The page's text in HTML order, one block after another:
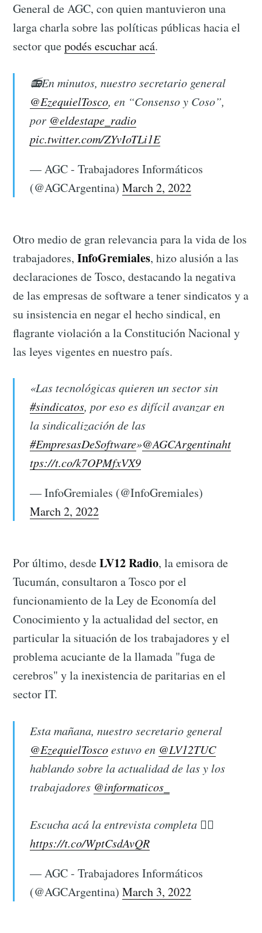
General de AGC, con quien mantuvieron una
larga charla sobre las políticas públicas hacia el
sector quepodés escuchar acá.
📻En minutos, nuestro secretario general
@EzequielTosco, en “Consenso y Coso”,
por @eldestape_radio
pic.twitter.com/ZYvIoTLi1E
— AGC - Trabajadores Informáticos
(@AGCArgentina)March 2, 2022
Otro medio de gran relevancia para la vida de los
trabajadores,InfoGremiales, hizo alusión a las
declaraciones de Tosco, destacando la negativa
de las empresas de software a tener sindicatos y a
su insistencia en negar el hecho sindical, en
flagrante violación a la Constitución Nacional y
las leyes vigentes en nuestro país.
«Las tecnológicas quieren un sector sin
#sindicatos, por eso es difícil avanzar en
la sindicalización de las
#EmpresasDeSoftware»@AGCArgentinaht
tps://t.co/k7OPMfxVX9
— InfoGremiales (@InfoGremiales)
March 2, 2022
Por último, desdeLV12 Radio, la emisora de
Tucumán, consultaron a Tosco por el
funcionamiento de la Ley de Economía del
Conocimiento y la actualidad del sector, en
particular la situación de los trabajadores y el
problema acuciante de la llamada "fuga de
cerebros" y la inexistencia de paritarias en el
sector IT.
Esta mañana, nuestro secretario general
@EzequielToscoestuvo en @LV12TUC
hablando sobre la actualidad de las y los
trabajadores @informaticos_
Escucha acá la entrevista completa 👉🏻
https://t.co/WptCsdAvQR
— AGC - Trabajadores Informáticos
(@AGCArgentina)March 3, 2022